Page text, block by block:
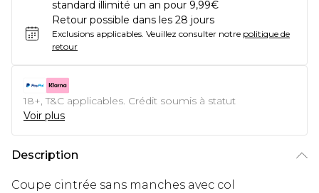
standard illimité un an pour 9,99€
Retour possible dans les 28 jours
Exclusions applicables. Veuillez consulter notre politique de
retour
18+, T&C applicables. Crédit soumis à statut
Voir plus
Description
Coupe cintrée sans manches avec col